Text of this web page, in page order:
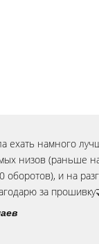
ехать намного
низов (раньше
оборотов), и на
за